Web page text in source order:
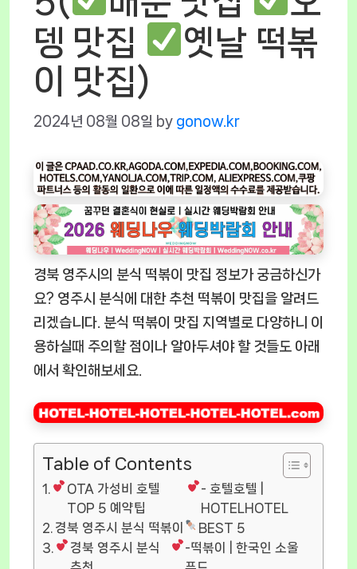
뎅 맛집
옛날 떡볶
이 맛집)
2024년 08월 08일 by gonow.kr
경북 영주시의 분식 떡볶이 맛집 정보가 궁금하신가
요? 영주시 분식에 대한 추천 떡볶이 맛집을 알려드
리겠습니다. 분식 떡볶이 맛집 지역별로 다양하니 이
용하실때 주의할 점이나 알아두셔야 할 것들도 아래
에서 확인해보세요.
Table of Contents
OTA 가성비 호텔
TOP 5 예약팁
- 호텔호텔 |
HOTELHOTEL
경북 영주시 분식 떡볶이
BEST 5
경북 영주시 분식
-떡볶이 | 한국인 소울